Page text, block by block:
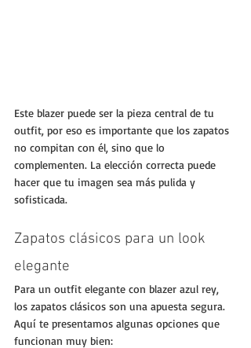
Este blazer puede ser la pieza central de tu
outfit, por eso es importante que los zapatos
no compitan con él, sino que lo
complementen. La elección correcta puede
hacer que tu imagen sea más pulida y
sofisticada.
Zapatos clásicos para un look
elegante
Para un outfit elegante con blazer azul rey,
los zapatos clásicos son una apuesta segura.
Aquí te presentamos algunas opciones que
funcionan muy bien: